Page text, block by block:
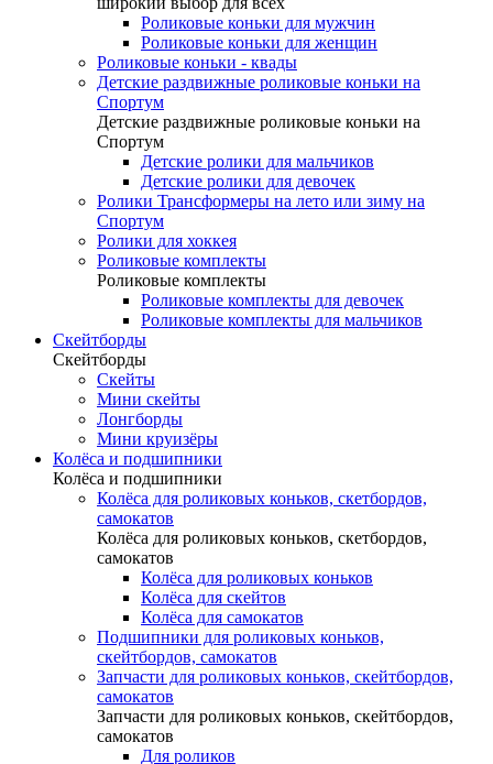
Роликовые коньки для мужчин
Роликовые коньки для женщин
Роликовые коньки - квады
Детские раздвижные роликовые коньки на
Спортум
Детские раздвижные роликовые коньки на
Спортум
Детские ролики для мальчиков
Детские ролики для девочек
Ролики Трансформеры на лето или зиму на
Спортум
Ролики для хоккея
Роликовые комплекты
Роликовые комплекты
Роликовые комплекты для девочек
Роликовые комплекты для мальчиков
Скейтборды
Скейтборды
Скейты
Мини скейты
Лонгборды
Мини круизёры
Колёса и подшипники
Колёса и подшипники
Колёса для роликовых коньков, скетбордов,
самокатов
Колёса для роликовых коньков, скетбордов,
самокатов
Колёса для роликовых коньков
Колёса для скейтов
Колёса для самокатов
Подшипники для роликовых коньков,
скейтбордов, самокатов
Запчасти для роликовых коньков, скейтбордов,
самокатов
Запчасти для роликовых коньков, скейтбордов,
самокатов
Для роликов